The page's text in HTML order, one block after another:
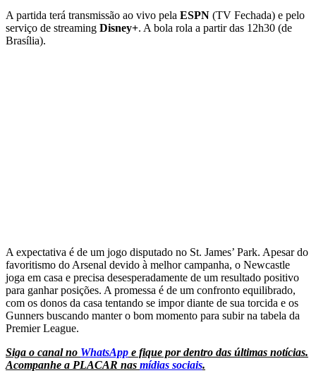
A partida terá transmissão ao vivo pela ESPN (TV Fechada) e pelo
serviço de streaming Disney+. A bola rola a partir das 12h30 (de
Brasília).
A expectativa é de um jogo disputado no St. James’ Park. Apesar do
favoritismo do Arsenal devido à melhor campanha, o Newcastle
joga em casa e precisa desesperadamente de um resultado positivo
para ganhar posições. A promessa é de um confronto equilibrado,
com os donos da casa tentando se impor diante de sua torcida e os
Gunners buscando manter o bom momento para subir na tabela da
Premier League.
Siga o canal no WhatsApp e fique por dentro das últimas notícias.
Acompanhe a PLACAR nas mídias sociais.